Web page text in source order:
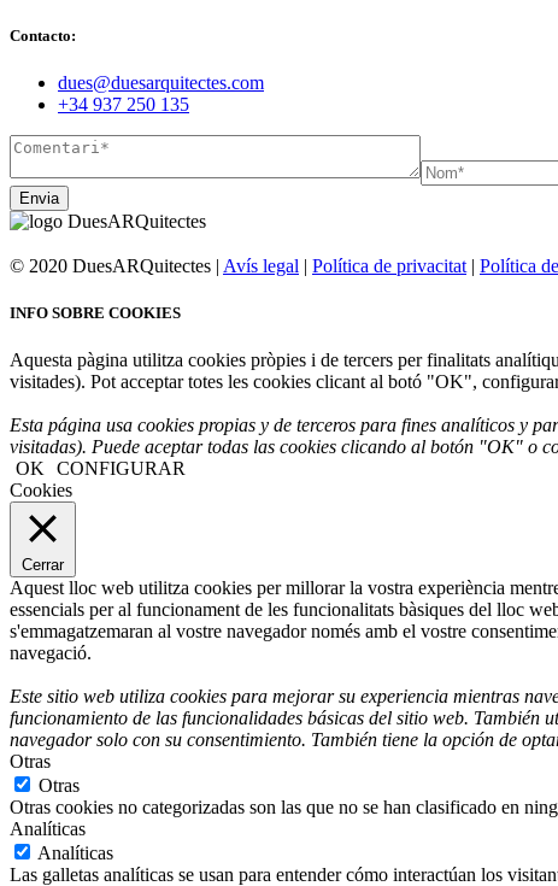
Contacto:
dues@duesarquitectes.com
+34 937 250 135
Envia
© 2020 DuesARQuitectes | Avís legal | Política de privacitat | Política
INFO SOBRE COOKIES
Aquesta pàgina utilitza cookies pròpies i de tercers per finalitats
visitades). Pot acceptar totes les cookies clicant al botó "OK",
Esta página usa cookies propias y de terceros para fines analíticos y
visitadas). Puede aceptar todas las cookies clicando al botón "OK" o
OK
CONFIGURAR
Cookies
Cerrar
Aquest lloc web utilitza cookies per millorar la vostra experiència
essencials per al funcionament de les funcionalitats bàsiques del lloc
s'emmagatzemaran al vostre navegador només amb el vostre
navegació.
Este sitio web utiliza cookies para mejorar su experiencia mientras
funcionamiento de las funcionalidades básicas del sitio web. También
navegador solo con su consentimiento. También tiene la opción de
Otras
Otras
Otras cookies no categorizadas son las que no se han clasificado en
Analíticas
Analíticas
Las galletas analíticas se usan para entender cómo interactúan los